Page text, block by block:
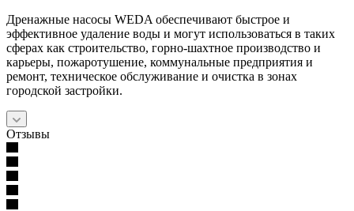
Дренажные насосы WEDA обеспечивают быстрое и
эффективное удаление воды и могут использоваться в таких
сферах как строительство, горно-шахтное производство и
карьеры, пожаротушение, коммунальные предприятия и
ремонт, техническое обслуживание и очистка в зонах
городской застройки.
Отзывы